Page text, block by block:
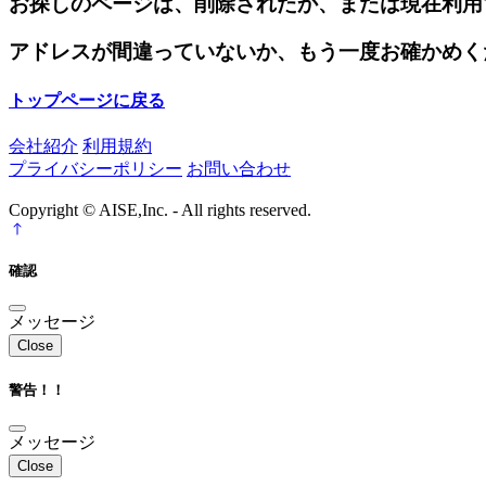
アドレスが間違っていないか、もう一度お確かめ
トップページに戻る
会社紹介 利用規約
プライバシーポリシー お問い合わせ
Copyright © AISE,Inc. - All rights reserved.
確認
メッセージ
Close
警告！！
メッセージ
Close